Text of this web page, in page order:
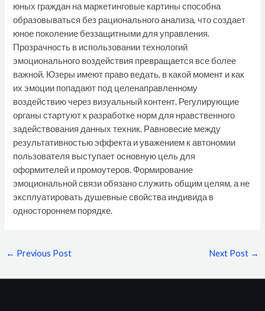
юных граждан на маркетинговые картины способна
образовываться без рационального анализа, что создает
юное поколение беззащитными для управления.
Прозрачность в использовании технологий
эмоционального воздействия превращается все более
важной. Юзеры имеют право ведать, в какой момент и как
их эмоции попадают под целенаправленному
воздействию через визуальный контент. Регулирующие
органы стартуют к разработке норм для нравственного
задействования данных техник. Равновесие между
результативностью эффекта и уважением к автономии
пользователя выступает основную цель для
оформителей и промоутеров. Формирование
эмоциональной связи обязано служить общим целям, а не
эксплуатировать душевные свойства индивида в
одностороннем порядке.
← Previous Post Next Post →